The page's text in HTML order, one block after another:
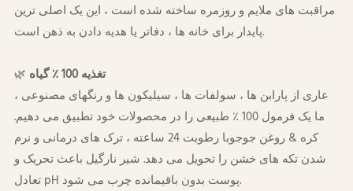
مراقبت های ملایم و روزمره ساخته شده است ، این یک اصلی ترین
پایدار برای خانه ها ، دفاتر یا هدیه دادن به ذهن است.
🌿
تغذیه 100 ٪ گیاه
عاری از پارابن ها ، سولفات ها ، سیلیکون ها و رنگهای مصنوعی ،
ما یک فرمول 100 ٪ طبیعی را در محصولات خود تطبیق می دهیم.
کره & روغن جوجوبا رطوبت 24 ساعته ، ترک های درمانی و نرم
شدن تکه های خشن را تحویل می دهد. شیر نارگیل باعث تحریک و
تعادل pH پوست بدون باقیمانده چرب می شود.